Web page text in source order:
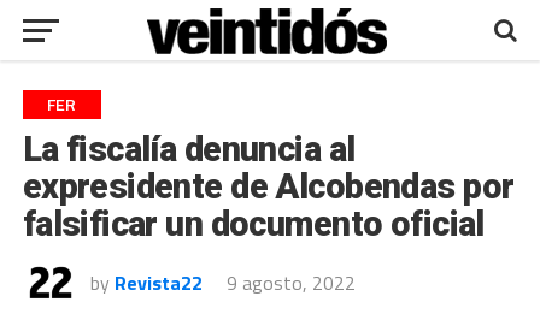
FER
La fiscalía denuncia al
expresidente de Alcobendas por
falsificar un documento oficial
by Revista22 9 agosto, 2022